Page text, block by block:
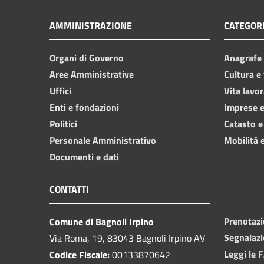
AMMINISTRAZIONE
Organi di Governo
Aree Amministrative
Uffici
Enti e fondazioni
Politici
Personale Amministrativo
Documenti e dati
Cultura
Vita
Imprese
Catasto
Mobilità
CONTATTI
Comune di Bagnoli Irpino
Via Roma, 19, 83043 Bagnoli Irpino AV
Codice Fiscale:00133870642
Leggi le